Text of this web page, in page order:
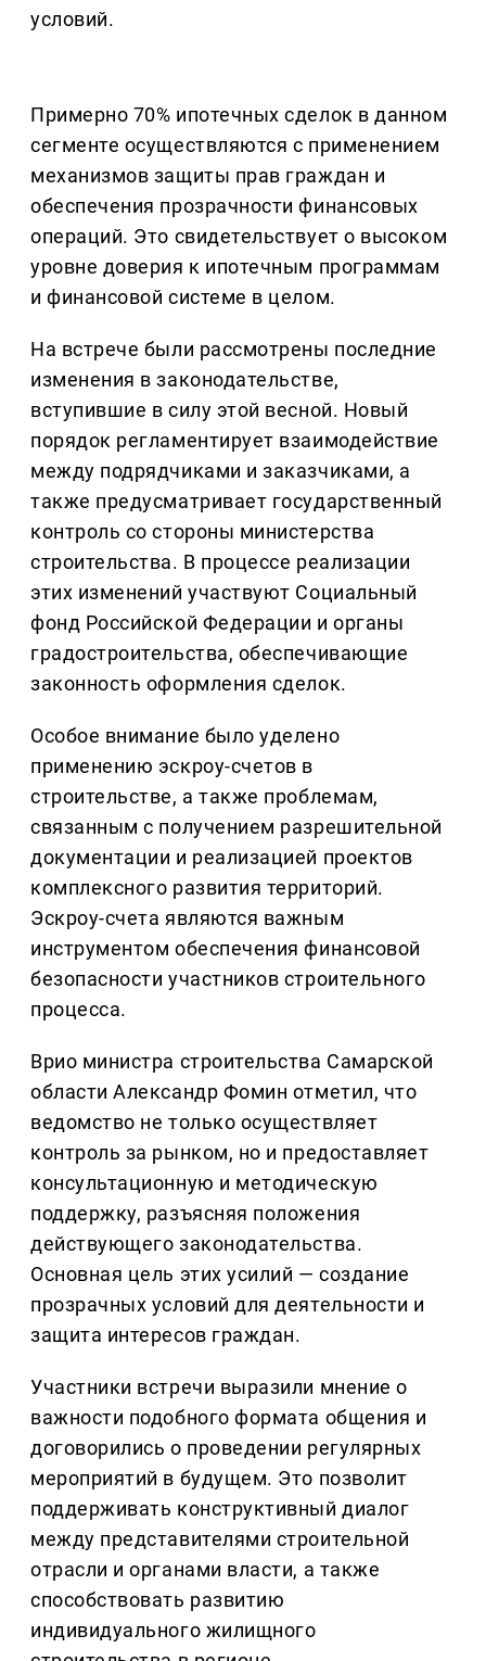
условий.
Примерно 70% ипотечных сделок в данном
сегменте осуществляются с применением
механизмов защиты прав граждан и
обеспечения прозрачности финансовых
операций. Это свидетельствует о высоком
уровне доверия к ипотечным программам
и финансовой системе в целом.
На встрече были рассмотрены последние
изменения в законодательстве,
вступившие в силу этой весной. Новый
порядок регламентирует взаимодействие
между подрядчиками и заказчиками, а
также предусматривает государственный
контроль со стороны министерства
строительства. В процессе реализации
этих изменений участвуют Социальный
фонд Российской Федерации и органы
градостроительства, обеспечивающие
законность оформления сделок.
Особое внимание было уделено
применению эскроу-счетов в
строительстве, а также проблемам,
связанным с получением разрешительной
документации и реализацией проектов
комплексного развития территорий.
Эскроу-счета являются важным
инструментом обеспечения финансовой
безопасности участников строительного
процесса.
Врио министра строительства Самарской
области Александр Фомин отметил, что
ведомство не только осуществляет
контроль за рынком, но и предоставляет
консультационную и методическую
поддержку, разъясняя положения
действующего законодательства.
Основная цель этих усилий — создание
прозрачных условий для деятельности и
защита интересов граждан.
Участники встречи выразили мнение о
важности подобного формата общения и
договорились о проведении регулярных
мероприятий в будущем. Это позволит
поддерживать конструктивный диалог
между представителями строительной
отрасли и органами власти, а также
способствовать развитию
индивидуального жилищного